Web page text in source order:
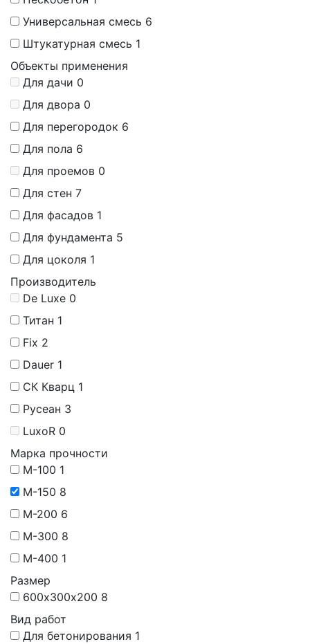
Универсальная смесь 6
Штукатурная смесь 1
Объекты применения
Для дачи 0
Для двора 0
Для перегородок 6
Для пола 6
Для проемов 0
Для стен 7
Для фасадов 1
Для фундамента 5
Для цоколя 1
Производитель
De Luxe 0
Титан 1
Fix 2
Dauer 1
СК Кварц 1
Русеан 3
LuxoR 0
Марка прочности
М-100 1
М-150 8
М-200 6
М-300 8
М-400 1
Размер
600х300х200 8
Вид работ
Для бетонирования 1